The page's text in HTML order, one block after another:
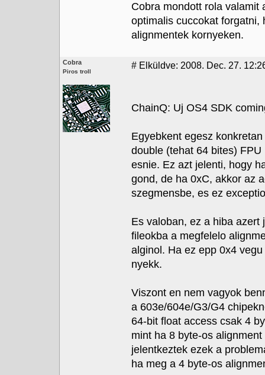
Cobra mondott rola valamit
optimalis cuccokat forgatni,
alignmentek kornyeken.
Cobra
Piros troll
# Elküldve: 2008. Dec. 27.
ChainQ: Uj OS4 SDK
Egyebkent egesz
double (tehat 64 bites)
esnie. Ez azt jelenti, hogy
gond, de ha 0xC, akkor az
szegmensbe, es ez
Es valoban, ez a hiba
fileokba a megfelelo
alginol. Ha ez epp 0x4
nyekk.
Viszont en nem vagyok
a 603e/604e/G3/G4
64-bit float access csak 4
mint ha 8 byte-os
jelentkeztek ezek a
ha meg a 4 byte-os